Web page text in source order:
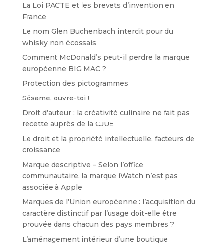
La Loi PACTE et les brevets d’invention en
France
Le nom Glen Buchenbach interdit pour du
whisky non écossais
Comment McDonald’s peut-il perdre la marque
européenne BIG MAC ?
Protection des pictogrammes
Sésame, ouvre-toi !
Droit d’auteur : la créativité culinaire ne fait pas
recette auprès de la CJUE
Le droit et la propriété intellectuelle, facteurs de
croissance
Marque descriptive – Selon l’office
communautaire, la marque iWatch n’est pas
associée à Apple
Marques de l’Union européenne : l’acquisition du
caractère distinctif par l’usage doit-elle être
prouvée dans chacun des pays membres ?
L’aménagement intérieur d’une boutique